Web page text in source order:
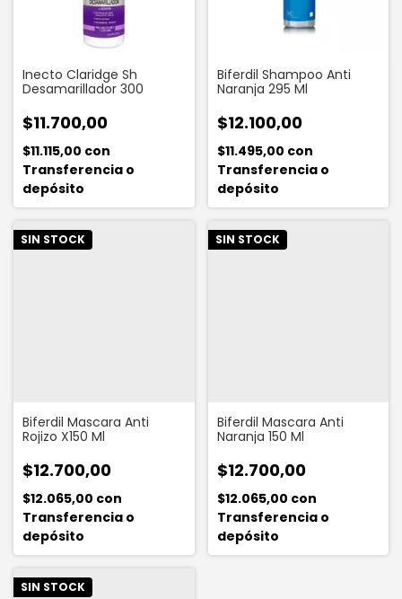
Inecto Claridge Sh
Desamarillador 300
$11.700,00
$11.115,00 con
Transferencia o
depósito
Biferdil Shampoo Anti
Naranja 295 Ml
$12.100,00
$11.495,00 con
Transferencia o
depósito
SIN STOCK
Biferdil Mascara Anti
Rojizo X150 Ml
$12.700,00
$12.065,00 con
Transferencia o
depósito
SIN STOCK
Biferdil Mascara Anti
Naranja 150 Ml
$12.700,00
$12.065,00 con
Transferencia o
depósito
SIN STOCK